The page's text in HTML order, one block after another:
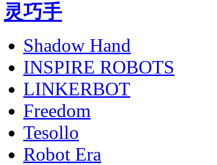
灵巧手
Shadow Hand
INSPIRE ROBOTS
LINKERBOT
Freedom
Tesollo
Robot Era